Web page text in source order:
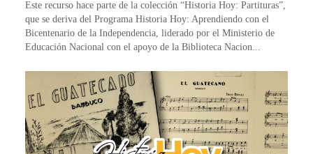
Este recurso hace parte de la colección “Historia Hoy: Partituras”,
que se deriva del Programa Historia Hoy: Aprendiendo con el
Bicentenario de la Independencia, liderado por el Ministerio de
Educación Nacional con el apoyo de la Biblioteca Nacion...